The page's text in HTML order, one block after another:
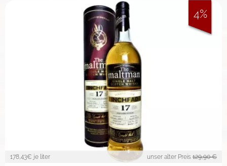
178,43€ je liter unser alter Preis 129,90 €
4%